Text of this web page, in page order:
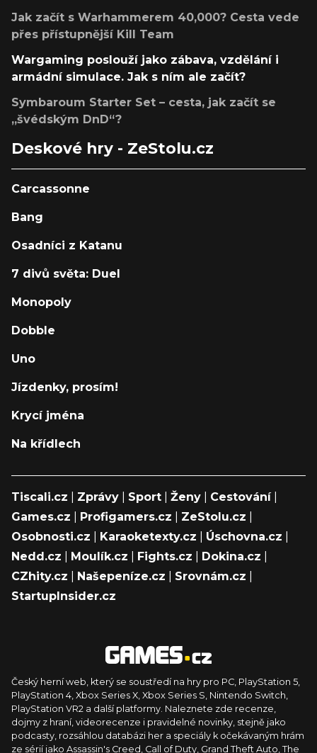
Jak začít s Warhammerem 40,000? Cesta vede
přes přístupnější Kill Team
Wargaming poslouží jako zábava, vzdělání i
armádní simulace. Jak s ním ale začít?
Symbaroum Starter Set – cesta, jak začít se
„švédským DnD“?
Deskové hry - ZeStolu.cz
Carcassonne
Bang
Osadníci z Katanu
7 divů světa: Duel
Monopoly
Dobble
Uno
Jízdenky, prosím!
Krycí jména
Na křídlech
Tiscali.cz Zprávy Sport Ženy Cestování|
Games.cz
Profigamers.cz ZeStolu.cz
Osobnosti.cz
Karaoketexty.cz Úschovna.cz
Nedd.cz
Moulík.cz Fights.cz Dokina.cz
CZhity.cz
Našepeníze.cz Srovnám.cz
StartupInsider.cz
Český herní web, který se soustředí na hry pro PC, PlayStation 5,
PlayStation 4, Xbox Series X, Xbox Series S, Nintendo Switch,
PlayStation VR2 a další platformy. Naleznete zde recenze,
dojmy z hraní, videorecenze i pravidelné novinky, stejně jako
podcasty, rozsáhlou databázi her a speciály k očekávaným hrám
ze sérií jako Assassin's Creed, Call of Duty, Grand Theft Auto, The